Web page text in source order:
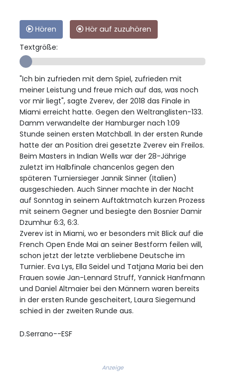
Hören
Hör auf zuzuhören
Textgröße:
"Ich bin zufrieden mit dem Spiel, zufrieden mit
meiner Leistung und freue mich auf das, was noch
vor mir liegt", sagte Zverev, der 2018 das Finale in
Miami erreicht hatte. Gegen den Weltranglisten-133.
Damm verwandelte der Hamburger nach 1:09
Stunde seinen ersten Matchball. In der ersten Runde
hatte der an Position drei gesetzte Zverev ein Freilos.
Beim Masters in Indian Wells war der 28-Jährige
zuletzt im Halbfinale chancenlos gegen den
späteren Turniersieger Jannik Sinner (Italien)
ausgeschieden. Auch Sinner machte in der Nacht
auf Sonntag in seinem Auftaktmatch kurzen Prozess
mit seinem Gegner und besiegte den Bosnier Damir
Dzumhur 6:3, 6:3.
Zverev ist in Miami, wo er besonders mit Blick auf die
French Open Ende Mai an seiner Bestform feilen will,
schon jetzt der letzte verbliebene Deutsche im
Turnier. Eva Lys, Ella Seidel und Tatjana Maria bei den
Frauen sowie Jan-Lennard Struff, Yannick Hanfmann
und Daniel Altmaier bei den Männern waren bereits
in der ersten Runde gescheitert, Laura Siegemund
schied in der zweiten Runde aus.
D.Serrano--ESF
Anzeige